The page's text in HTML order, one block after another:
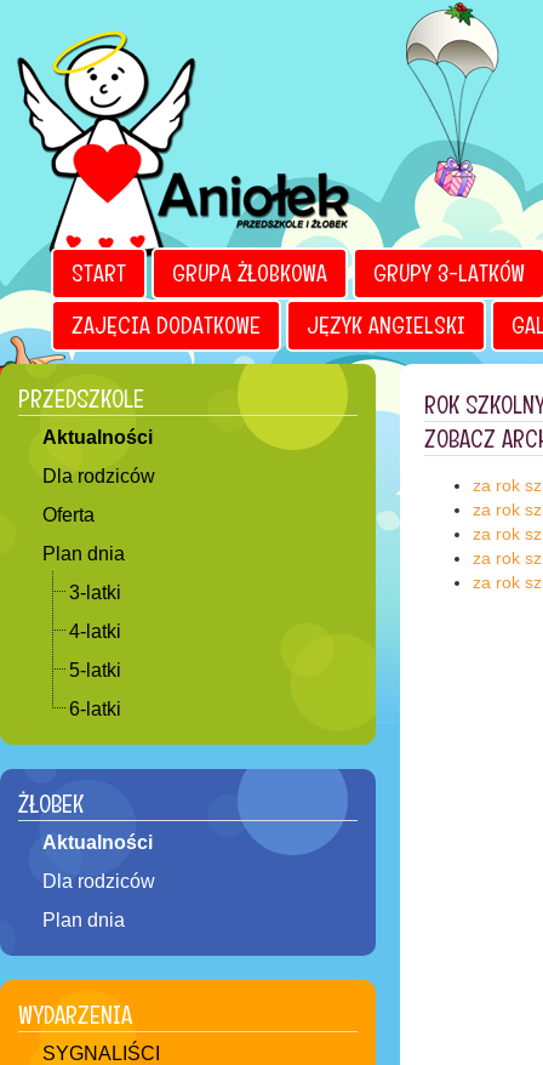
START GRUPA ŻŁOBKOWA
GRUPY 3-LATKÓW
ZAJĘCIA DODATKOWE
JĘZYK ANGIELSKI
DO POBRANIA JĘZYK ANGIELSKI
PRZEDSZKOLE
Aktualności
Dla rodziców
Oferta
Plan dnia
3-latki
4-latki
5-latki
6-latki
ŻŁOBEK
Aktualności
Dla rodziców
Plan dnia
WYDARZENIA
SYGNALIŚCI
ROK
ZOBACZ
za rok
za rok
za rok
za rok
za rok